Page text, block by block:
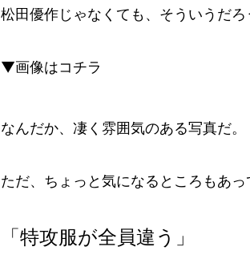
松田優作じゃなくても、そういうだろ
▼画像はコチラ
なんだか、凄く雰囲気のある写真だ。
ただ、ちょっと気になるところもあっ
「特攻服が全員違う」